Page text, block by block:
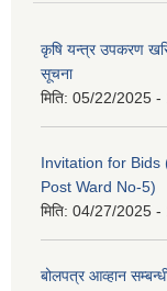
कृषि यन्त्र उपकरण
सूचना
मिति: 05/22/2025 -
Invitation for Bids
Post Ward No-5)
मिति: 04/27/2025 -
बोलपत्र आव्हान